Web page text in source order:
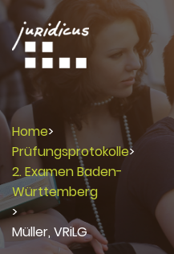
Home>
Prüfungsprotokolle>
2. Examen Baden-
Württemberg
>
Müller, VRiLG